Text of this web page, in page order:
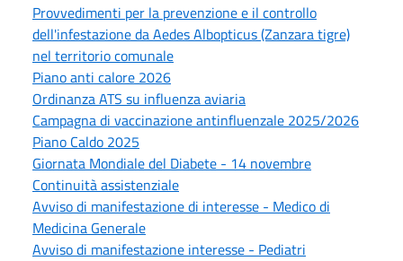
Provvedimenti per la prevenzione e il controllo
dell'infestazione da Aedes Albopticus (Zanzara tigre)
nel territorio comunale
Piano anti calore 2026
Ordinanza ATS su influenza aviaria
Campagna di vaccinazione antinfluenzale 2025/2026
Piano Caldo 2025
Giornata Mondiale del Diabete - 14 novembre
Continuità assistenziale
Avviso di manifestazione di interesse - Medico di
Medicina Generale
Avviso di manifestazione interesse - Pediatri